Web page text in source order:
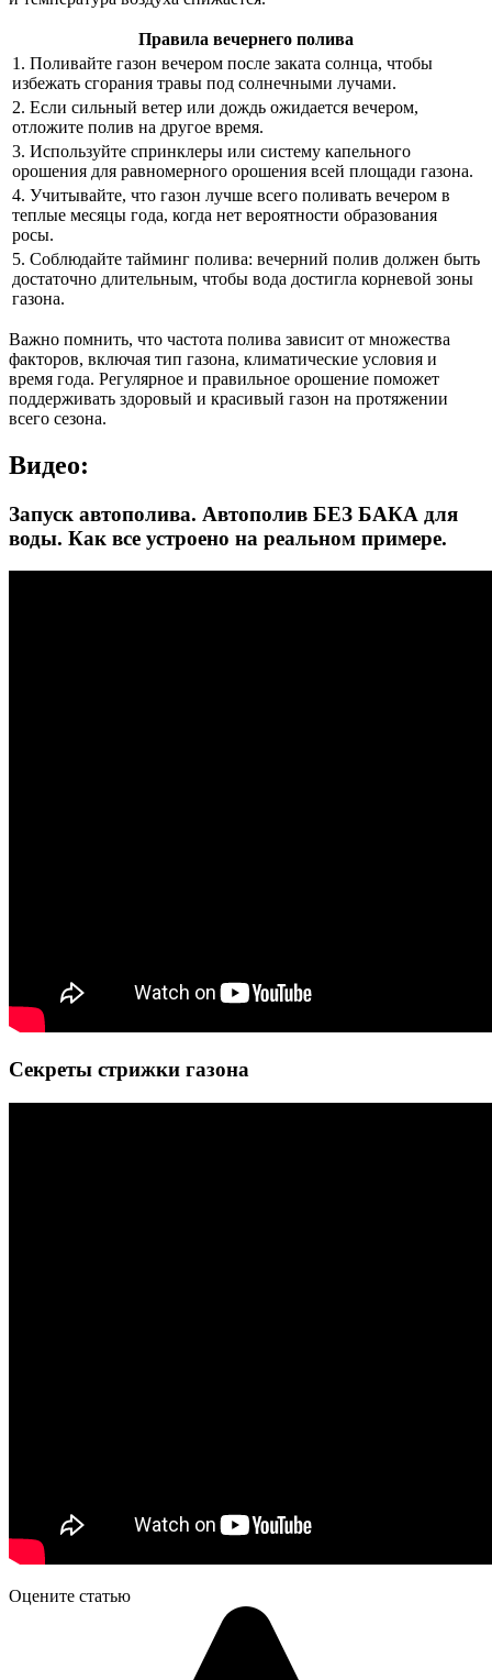
Правила вечернего полива
1. Поливайте газон вечером после заката солнца, чтобы
избежать сгорания травы под солнечными лучами.
2. Если сильный ветер или дождь ожидается вечером,
отложите полив на другое время.
3. Используйте спринклеры или систему капельного
орошения для равномерного орошения всей площади газона.
4. Учитывайте, что газон лучше всего поливать вечером в
теплые месяцы года, когда нет вероятности образования
росы.
5. Соблюдайте тайминг полива: вечерний полив должен быть
достаточно длительным, чтобы вода достигла корневой зоны
газона.
Важно помнить, что частота полива зависит от множества
факторов, включая тип газона, климатические условия и
время года. Регулярное и правильное орошение поможет
поддерживать здоровый и красивый газон на протяжении
всего сезона.
Видео:
Запуск автополива. Автополив БЕЗ БАКА для
воды. Как все устроено на реальном примере.
Секреты стрижки газона
Оцените статью